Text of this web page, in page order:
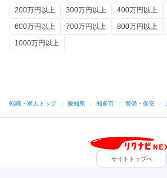
200万円以上 300万円以上 400万円以上
600万円以上
700万円以上 800万円以上
1000万円以上
転職・求人トップ / 愛知県 / 知多市 / 警備・保安 /
サイトトップへ